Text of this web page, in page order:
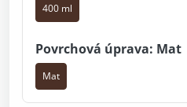
400 ml
Povrchová úprava: Mat
Mat